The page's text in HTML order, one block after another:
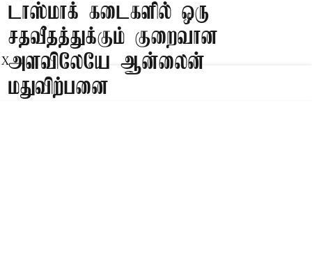
டாஸ்மாக் கடைகளில் ஒரு
சதவீதத்துக்கும் குறைவான
அளவிலேயே ஆன்லைன்
மதுவிற்பனை
X